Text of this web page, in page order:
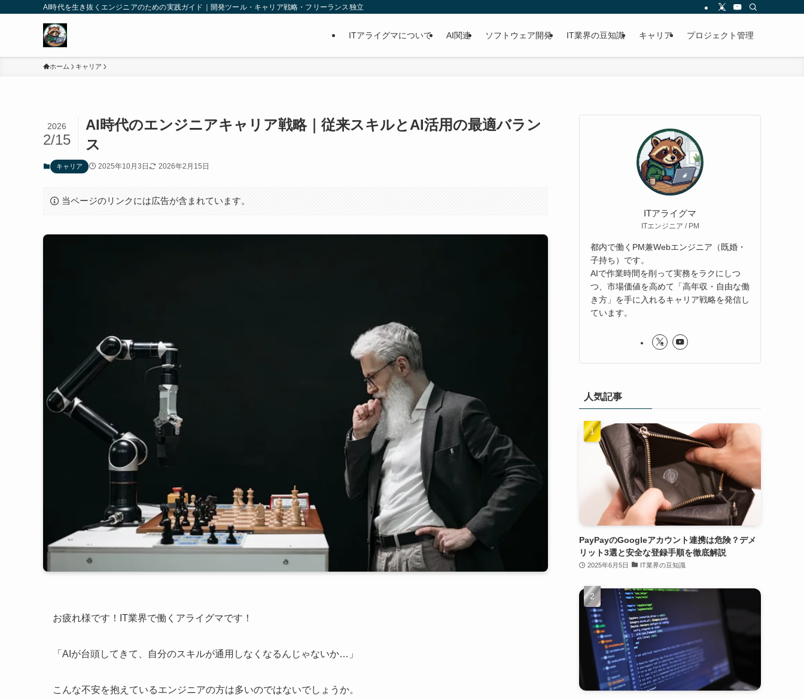
AI時代を生き抜くエンジニアのための実践ガイド｜開発ツール・キャリア戦略・フリーランス独立
ITアライグマについて AI関連 ソフトウェア開発 IT業界の豆知識 キャリア プロジェクト管理
ホーム キャリア
AI時代のエンジニアキャリア戦略｜従来スキルとAI活用の最適バラン
ス
2026
2/15
キャリア 2025年10月3日 2026年2月15日
当ページのリンクには広告が含まれています。
お疲れ様です！IT業界で働くアライグマです！
「AIが台頭してきて、自分のスキルが通用しなくなるんじゃないか…」
こんな不安を抱えているエンジニアの方は多いのではないでしょうか。
ITアライグマ
ITエンジニア / PM
都内で働くPM兼Webエンジニア（既婚・
子持ち）です。
AIで作業時間を削って実務をラクにしつ
つ、市場価値を高めて「高年収・自由な働
き方」を手に入れるキャリア戦略を発信し
ています。
人気記事
PayPayのGoogleアカウント連携は危険？デメ
リット3選と安全な登録手順を徹底解説
2025年6月5日 IT業界の豆知識